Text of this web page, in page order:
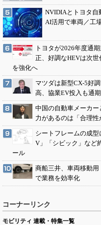
NVIDIAとトヨタ自
AI活用で車両／工
トヨタが2026年度通
正、好調なHEVは次世
を強化へ
マツダは新型CX-5好
高、協業EV投入も通
中国の自動車メーカ
力があるのは「合理性
シートフレームの成
V」「シビック」など
ール
商船三井、車両移動用
で業務を効率化
コーナーリンク
モビリティ 連載・特集一覧